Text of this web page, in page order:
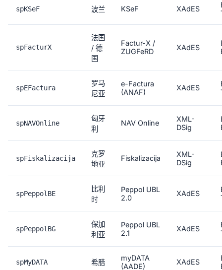
spKSeF 波兰 KSeF XAdES
spFacturX
法国
/ 德
国
Factur-X /
ZUGFeRD
XAdES
spEFactura
罗马
尼亚
e-Factura
(ANAF)
XAdES
spNAVOnline
匈牙
利
NAV Online
XML-
DSig
spFiskalizacija
克罗
地亚
Fiskalizacija
XML-
DSig
spPeppolBE
比利
时
Peppol UBL
2.0
XAdES
spPeppolBG
保加
利亚
Peppol UBL
2.1
XAdES
spMyDATA 希腊
myDATA
(AADE)
XAdES